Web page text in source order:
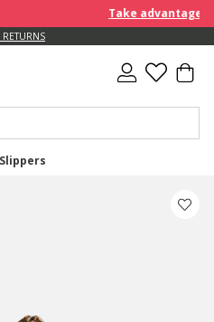
Take advantage of
RETURNS